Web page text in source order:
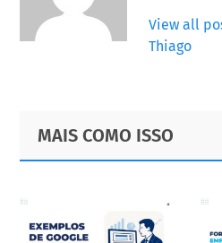
View all
Thiago
Primary
Sidebar
Footer
MAIS COMO ISSO